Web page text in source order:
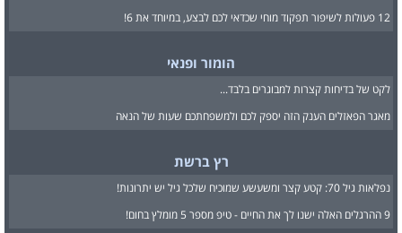
12 פעולות לשיפור תפקוד מוחי שכדאי לכם לבצע, במיוחד את 6!
הומור ופנאי
לקט של בדיחות קצרות למבוגרים בלבד...
מאגר הפאזלים הענק הזה יספק לכם ולמשפחתכם שעות של הנאה
רץ ברשת
נפלאות גיל 70: קטע קצר ומשעשע שמוכיח שלכל גיל יש יתרונות!
9 ההרגלים האלה ישנו לך את החיים - טיפ מספר 5 מומלץ בחום!